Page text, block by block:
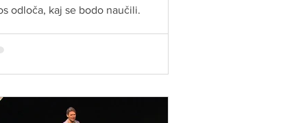
odloča, kaj se bodo naučili.